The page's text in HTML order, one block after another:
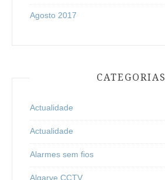
Agosto 2017
CATEGORIAS
Actualidade
Actualidade
Alarmes sem fios
Algarve CCTV